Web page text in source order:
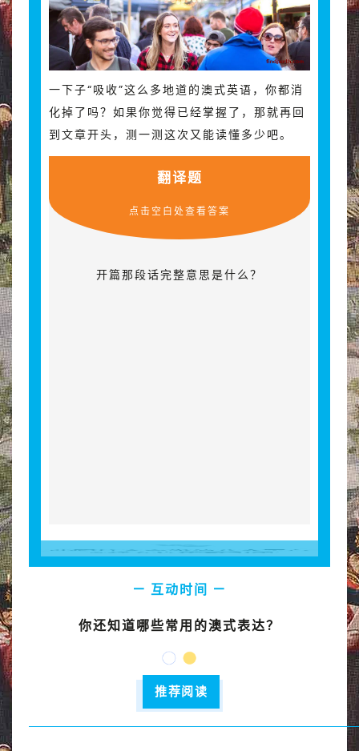
一下子“吸收”这么多地道的澳式英语，你都消
化掉了吗？如果你觉得已经掌握了，那就再回
到文章开头，测一测这次又能读懂多少吧。
翻译题
点击空白处查看答案
开篇那段话完整意思是什么？
— 互动时间 —
你还知道哪些常用的澳式表达？
推荐阅读